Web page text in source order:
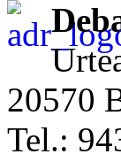
20570
Tel.: